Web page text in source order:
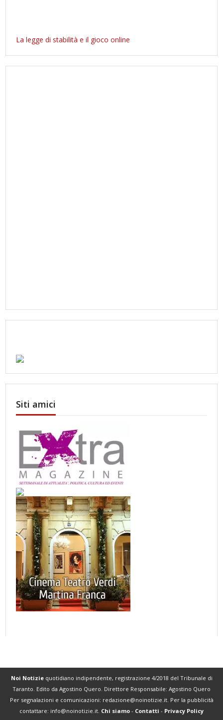
La legge di stabilità e il gioco online
Siti amici
Noi Notiziequotidiano indipendente, registrazione 4/2018 del Tribunale di
Taranto. Edito da Agostino Quero. Direttore Responsabile: Agostino Quero
Per segnalazioni e comunicazioni: redazione@noinotizie.it. Per la pubblicità
contattare: info@noinotizie.it. Chi siamo - Contatti - Privacy Policy